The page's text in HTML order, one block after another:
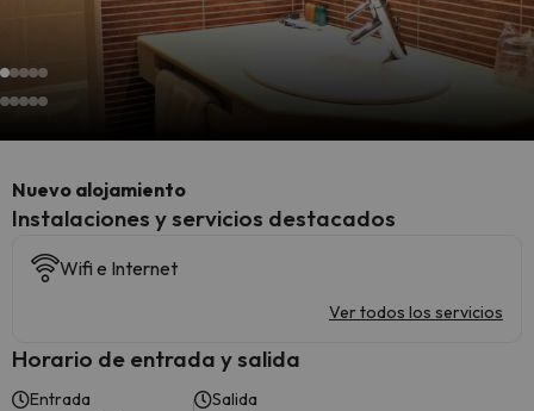
Nuevo alojamiento
Instalaciones y servicios destacados
Wifi e Internet
Ver todos los servicios
Horario de entrada y salida
Entrada Salida